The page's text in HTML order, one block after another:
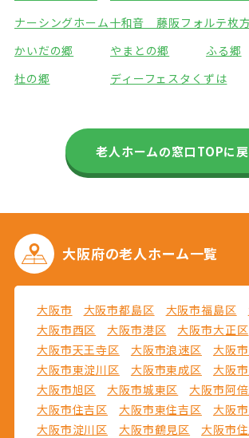
ナーシングホーム十和音 藤阪フォルテ枚
かいだの郷
やまとの郷
ふる郷
杜の郷
ディーフェスタくずは
老人ホームの窓口TOPに
大阪府の老人ホーム一覧
大阪市 大阪市都島区 大阪市福島区
大阪市西区
大阪市港区
大阪市大正区
大阪市天王寺区
大阪市浪速区
大阪
大阪市東淀川区
大阪市東成区
大阪
大阪市旭区
大阪市城東区
大阪市阿
大阪市住吉区
大阪市東住吉区
大阪
大阪市淀川区
大阪市鶴見区
大阪市